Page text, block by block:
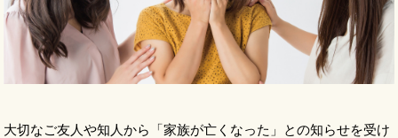
大切なご友人や知人から「家族が亡くなった」との知らせを受け